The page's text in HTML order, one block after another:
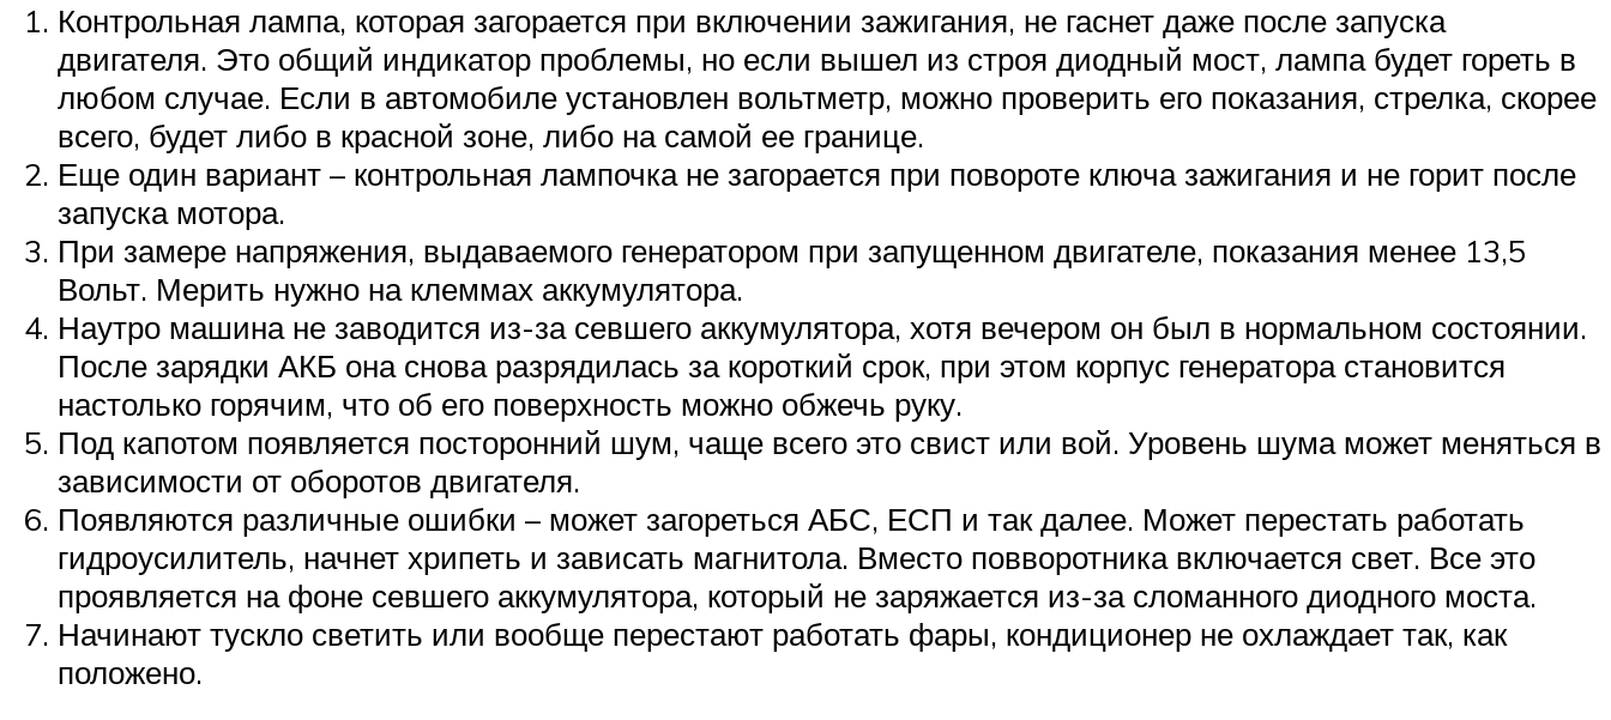
Контрольная лампа, которая загорается при включении зажигания, не гаснет даже после запуска
двигателя. Это общий индикатор проблемы, но если вышел из строя диодный мост, лампа будет гореть в
любом случае. Если в автомобиле установлен вольтметр, можно проверить его показания, стрелка, скорее
всего, будет либо в красной зоне, либо на самой ее границе.
Еще один вариант – контрольная лампочка не загорается при повороте ключа зажигания и не горит после
запуска мотора.
При замере напряжения, выдаваемого генератором при запущенном двигателе, показания менее 13,5
Вольт. Мерить нужно на клеммах аккумулятора.
Наутро машина не заводится из-за севшего аккумулятора, хотя вечером он был в нормальном состоянии.
После зарядки АКБ она снова разрядилась за короткий срок, при этом корпус генератора становится
настолько горячим, что об его поверхность можно обжечь руку.
Под капотом появляется посторонний шум, чаще всего это свист или вой. Уровень шума может меняться в
зависимости от оборотов двигателя.
Появляются различные ошибки – может загореться АБС, ЕСП и так далее. Может перестать работать
гидроусилитель, начнет хрипеть и зависать магнитола. Вместо повворотника включается свет. Все это
проявляется на фоне севшего аккумулятора, который не заряжается из-за сломанного диодного моста.
Начинают тускло светить или вообще перестают работать фары, кондиционер не охлаждает так, как
положено.